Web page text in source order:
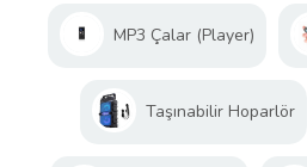
MP3 Çalar (Player)
Taşınabilir Hoparlör